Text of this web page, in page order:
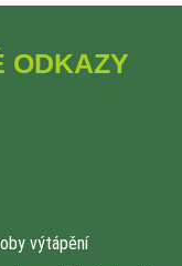
ODKAZY
výtápění